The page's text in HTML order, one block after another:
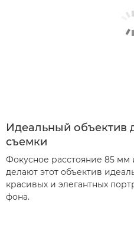
Идеальный объектив
съемки
Фокусное расстояние 85
делают этот объектив
красивых и элегантных
фона.